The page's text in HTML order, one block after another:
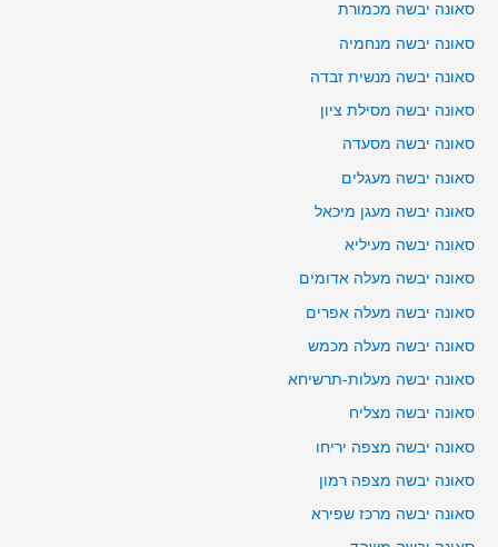
סאונה יבשה מכמורת
סאונה יבשה מנחמיה
סאונה יבשה מנשית זבדה
סאונה יבשה מסילת ציון
סאונה יבשה מסעדה
סאונה יבשה מעגלים
סאונה יבשה מעגן מיכאל
סאונה יבשה מעיליא
סאונה יבשה מעלה אדומים
סאונה יבשה מעלה אפרים
סאונה יבשה מעלה מכמש
סאונה יבשה מעלות-תרשיחא
סאונה יבשה מצליח
סאונה יבשה מצפה יריחו
סאונה יבשה מצפה רמון
סאונה יבשה מרכז שפירא